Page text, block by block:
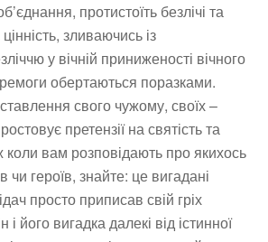
протистоїть безлічі та
зливаючись із
у вічній приниженості вічного
обертаються поразками.
свого чужому, своїх –
претензії на святість та
коли вам розповідають про якихось
чи героїв, знайте: це вигадані
просто приписав свій гріх
і його вигадка далекі від істинної